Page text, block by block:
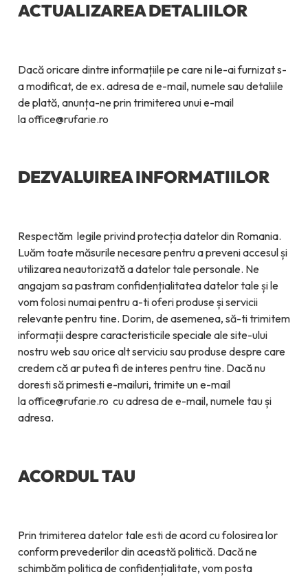
ACTUALIZAREA DETALIILOR
Dacă oricare dintre informațiile pe care ni le-ai furnizat s-
a modificat, de ex. adresa de e-mail, numele sau detaliile
de plată, anunța-ne prin trimiterea unui e-mail
la office@rufarie.ro
DEZVALUIREA INFORMATIILOR
Respectăm legile privind protecția datelor din Romania.
Luăm toate măsurile necesare pentru a preveni accesul și
utilizarea neautorizată a datelor tale personale. Ne
angajam sa pastram confidențialitatea datelor tale și le
vom folosi numai pentru a-ti oferi produse și servicii
relevante pentru tine. Dorim, de asemenea, să-ti trimitem
informații despre caracteristicile speciale ale site-ului
nostru web sau orice alt serviciu sau produse despre care
credem că ar putea fi de interes pentru tine. Dacă nu
doresti să primesti e-mailuri, trimite un e-mail
la office@rufarie.ro cu adresa de e-mail, numele tau și
adresa.
ACORDUL TAU
Prin trimiterea datelor tale esti de acord cu folosirea lor
conform prevederilor din această politică. Dacă ne
schimbăm politica de confidențialitate, vom posta